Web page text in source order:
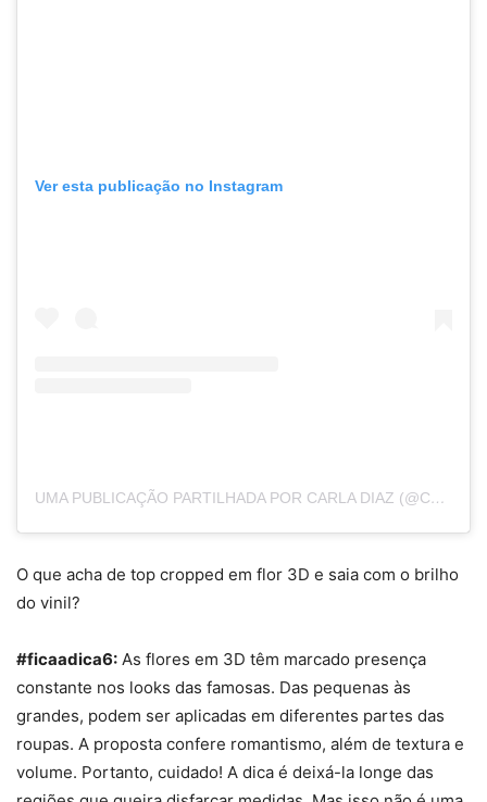
Ver esta publicação no Instagram
UMA PUBLICAÇÃO PARTILHADA POR CARLA DIAZ (@CARLADIAZ)
O que acha de top cropped em flor 3D e saia com o brilho
do vinil?
#ficaadica6: As flores em 3D têm marcado presença
constante nos looks das famosas. Das pequenas às
grandes, podem ser aplicadas em diferentes partes das
roupas. A proposta confere romantismo, além de textura e
volume. Portanto, cuidado! A dica é deixá-la longe das